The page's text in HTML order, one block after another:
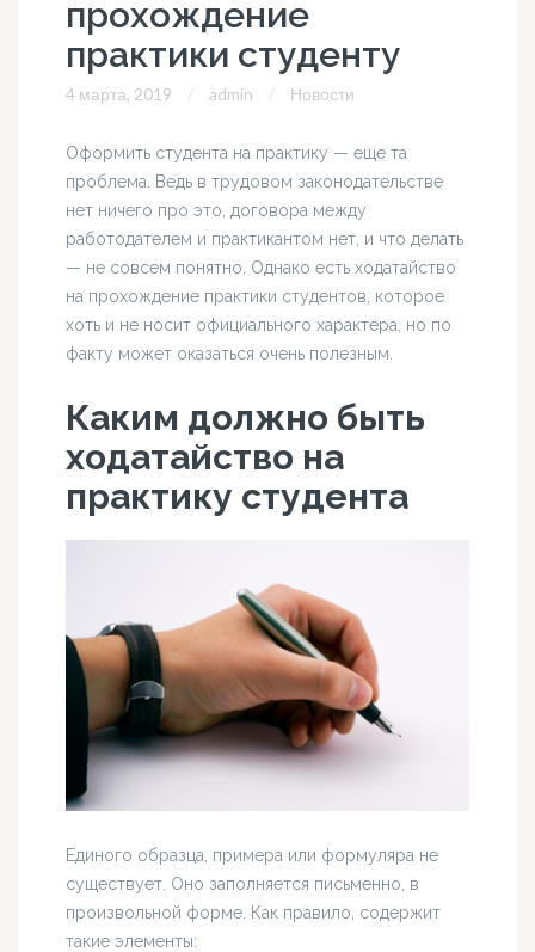
прохождение
практики студенту
4 марта, 2019 admin Новости
Оформить студента на практику — еще та
проблема. Ведь в трудовом законодательстве
нет ничего про это, договора между
работодателем и практикантом нет, и что делать
— не совсем понятно. Однако есть ходатайство
на прохождение практики студентов, которое
хоть и не носит официального характера, но по
факту может оказаться очень полезным.
Каким должно быть
ходатайство на
практику студента
Единого образца, примера или формуляра не
существует. Оно заполняется письменно, в
произвольной форме. Как правило, содержит
такие элементы: